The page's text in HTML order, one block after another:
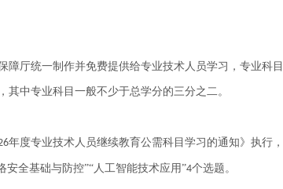
厅统一制作并免费提供给专业技术人员学习，专业科
其中专业科目一般不少于总学分的三分之二。
年度专业技术人员继续教育公需科目学习的通知》执行
安全基础与防控”“人工智能技术应用”4个选题。